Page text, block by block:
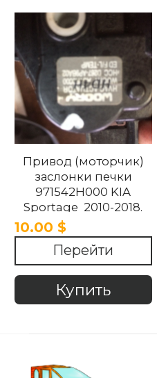
Привод (моторчик)
заслонки печки
971542H000 KIA
Sportage 2010-2018.
10.00 $
Перейти
Купить